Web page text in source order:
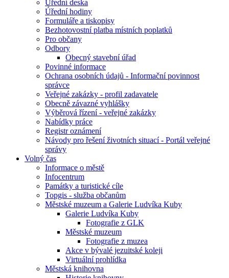
Úřední deska
Úřední hodiny
Formuláře a tiskopisy
Bezhotovostní platba místních poplatků
Pro občany
Odbory
Obecný stavební úřad
Povinné informace
Ochrana osobních údajů - Informační povinnost
správce
Veřejné zakázky - profil zadavatele
Obecně závazné vyhlášky
Výběrová řízení - veřejné zakázky
Nabídky práce
Registr oznámení
Návody pro řešení životních situací - Portál veřejné
správy
Volný čas
Informace o městě
Infocentrum
Památky a turistické cíle
Topgis - služba občanům
Městské muzeum a Galerie Ludvíka Kuby
Galerie Ludvíka Kuby
Fotografie z GLK
Městské muzeum
Fotografie z muzea
Akce v bývalé jezuitské koleji
Virtuální prohlídka
Městská knihovna